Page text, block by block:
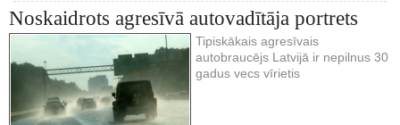
Noskaidrots agresīvā autovadītāja portrets
Tipiskākais agresīvais
autobraucējs Latvijā ir nepilnus 30
gadus vecs vīrietis